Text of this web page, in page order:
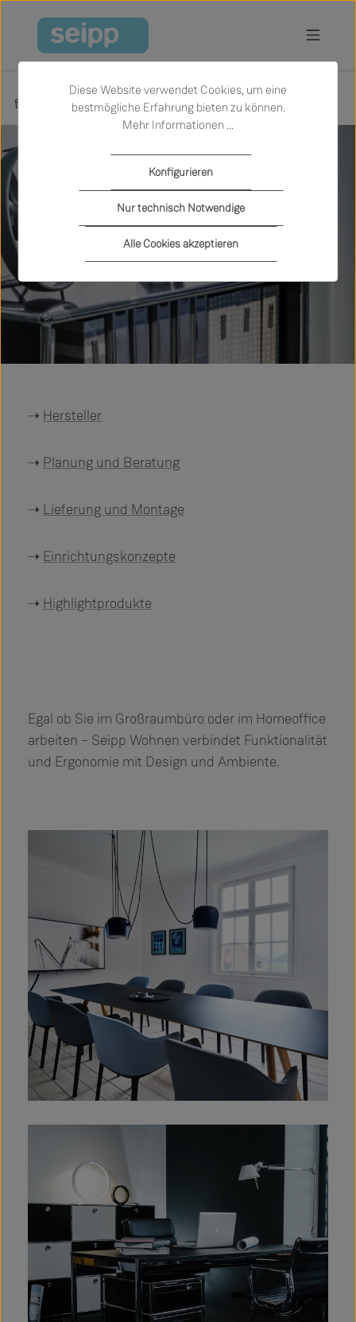
Zum Hauptinhalt springen
Büro und Arbeiten
Büro und Arbeiten
➝ Hersteller
➝ Planung und Beratung
➝ Lieferung und Montage
➝ Einrichtungskonzepte
➝ Highlightprodukte
Egal ob Sie im Großraumbüro oder im Homeoffice
arbeiten – Seipp Wohnen verbindet Funktionalität
und Ergonomie mit Design und Ambiente.
Diese Website verwendet Cookies, um eine
bestmögliche Erfahrung bieten zu können.
Mehr Informationen ...
Nur technisch Notwendige
Konfigurieren
Alle Cookies akzeptieren